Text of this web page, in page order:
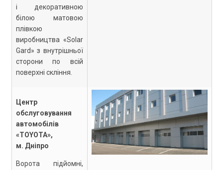
і декоративною
білою матовою
плівкою
виробництва «Solar
Gard» з внутрішньої
сторони по всій
поверхні скління.
Центр
обслуговування
автомобілів
«TOYOTA»,
м. Дніпро
Ворота підйомні,